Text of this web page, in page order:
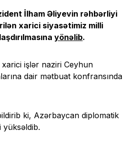
İlham Əliyevin rəhbərliyi
xarici siyasətimiz milli
yönəlib.
işlər naziri Ceyhun
dair mətbuat konfransında
ki, Azərbaycan diplomatik
yüksəldib.